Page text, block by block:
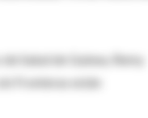
Salud de Guinea, Remy
Fronteras están